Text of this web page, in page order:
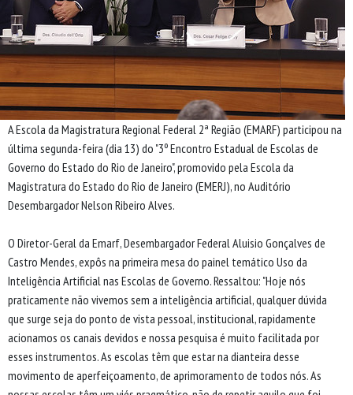
A Escola da Magistratura Regional Federal 2ª Região (EMARF) participou na
última segunda-feira (dia 13) do "3º Encontro Estadual de Escolas de
Governo do Estado do Rio de Janeiro", promovido pela Escola da
Magistratura do Estado do Rio de Janeiro (EMERJ), no Auditório
Desembargador Nelson Ribeiro Alves.
O Diretor-Geral da Emarf, Desembargador Federal Aluisio Gonçalves de
Castro Mendes, expôs na primeira mesa do painel temático Uso da
Inteligência Artificial nas Escolas de Governo. Ressaltou: "Hoje nós
praticamente não vivemos sem a inteligência artificial, qualquer dúvida
que surge seja do ponto de vista pessoal, institucional, rapidamente
acionamos os canais devidos e nossa pesquisa é muito facilitada por
esses instrumentos. As escolas têm que estar na dianteira desse
movimento de aperfeiçoamento, de aprimoramento de todos nós. As